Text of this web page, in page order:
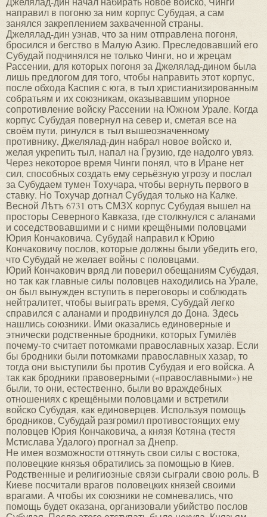
направил в погоню за ним корпус Субудая, а сам
занялся закреплением захваченной страны.
Джелялад-дин узнав, что за ним отправлена погоня,
бросился и бегство в Малую Азию. Преследовавший его
Субудай подчинялся не только Чинги, но и жрецам
Рассении, для которых погоня за Джелялад-дином была
лишь предлогом для того, чтобы направить этот корпус,
после обхода Каспия с юга, в тыл христианизированным
собратьям и их союзникам, оказывавшим упорное
сопротивление войску Рассении на Южном Урале. Когда
корпус Субудая повернул на север и, сметая все на
своём пути, ринулся в тыл вышеозначенному
противнику, Джелялад-дин набрал новое войско и,
желая укрепить тыл, напал на Грузию, где надолго увяз.
Через некоторое время Чинги понял, что в Иране нет
сил, способных создать ему серьёзную угрозу и послал
за Субудаем тумен Тохучара, чтобы вернуть первого в
ставку. Но Тохучар догнал Субудая только на Калке.
Весной Лѣтъ 6731 отъ СМЗХ корпус Субудая вышел на
просторы Северного Кавказа, где столкнулся с аланами
и соседствовавшими и с ними крещёными половцами
Юрия Кончаковича. Субудай направил к Юрию
Кончаковичу послов, которые должны были убедить его,
что Субудай не желает войны с половцами.
Юрий Кончакович вряд ли поверил обещаниям Субудая,
но так как главные силы половцев находились на Урале,
он был вынужден вступить в переговоры и соблюдать
нейтралитет, чтобы выиграть время, Субудай легко
справился с аланами и продвинулся до Дона. Здесь
нашлись союзники. Ими оказались единоверные и
этнически родственные бродники, которых Гумилёв
почему-то считает потомками православных хазар. Если
бы бродники были потомками православных хазар, то
тогда они выступили бы против Субудая и его войска. А
так как бродники правоверными («православными») не
были, то они, естественно, были во враждебных
отношениях с крещёными половцами и встретили
войско Субудая, как единоверцев. Используя помощь
бродников, Субудай разгромил противостоящих ему
половцев Юрия Кончаковича, а князя Котяна (тестя
Мстислава Удалого) прогнал за Днепр.
Не имея возможности оттянуть свои силы с востока,
половецкие князья обратились за помощью в Киев.
Родственные и религиозные связи сыграли свою роль. В
Киеве посчитали врагов половецких князей своими
врагами. А чтобы их союзники не сомневались, что
помощь будет оказана, организовали убийство послов